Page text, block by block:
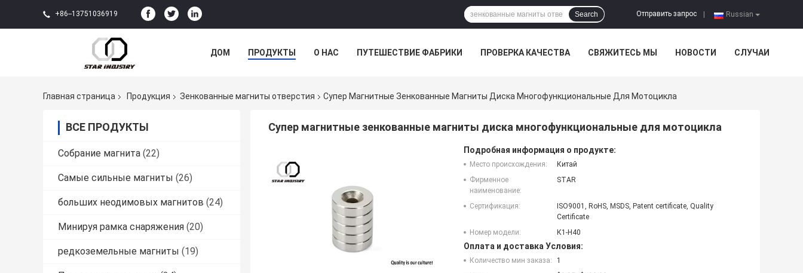
+86--13751036919 Russian
Отправить запрос
Search
ДОМ ПРОДУКТЫ О НАС ПУТЕШЕСТВИЕ ФАБРИКИ ПРОВЕРКА КАЧЕСТВА СВЯЖИТЕСЬ МЫ НОВОСТИ СЛУЧАИ
Главная страница Продукция Зенкованные магниты отверстия Супер Магнитные Зенкованные Магниты Диска Многофункциональные Для Мотоцикла
ВСЕ ПРОДУКТЫ
Собрание магнита (22)
Самые сильные магниты (26)
больших неодимовых магнитов (24)
Минируя рамка снаряжения (20)
редкоземельные магниты (19)
Супер магнитные зенкованные магниты диска многофункциональные для мотоцикла
Подробная информация о продукте:
Место происхождения:
Китай
Фирменное
наименование:
STAR
Сертификация:
ISO9001, RoHS, MSDS, Patent certificate, Quality
Certificate
Номер модели:
К1-Н40
Оплата и доставка Условия:
Количество мин заказа:
1